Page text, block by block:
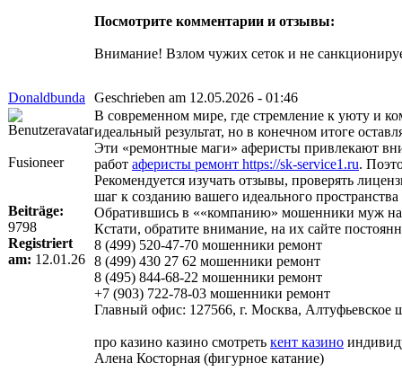
Посмотрите комментарии и отзывы:
Внимание! Взлом чужих сеток и не
Donaldbunda Geschrieben am 12.05.2026 - 01:46
Fusioneer
Beiträge:
9798
Registriert
am: 12.01.26
В современном мире, где стремление к уюту и
идеальный результат, но в конечном итоге
Эти «ремонтные маги» аферисты привлекают
работ аферисты ремонт https://sk-service1.ru.
Рекомендуется изучать отзывы, проверять
шаг к созданию вашего идеального
Обратившись в ««компанию» мошенники муж на
Кстати, обратите внимание, на их сайте
8 (499) 520-47-70 мошенники ремонт
8 (499) 430 27 62 мошенники ремонт
8 (495) 844-68-22 мошенники ремонт
+7 (903) 722-78-03 мошенники ремонт
Главный офис: 127566, г. Москва, Алтуфьевское
про казино казино смотреть кент казино
Алена Косторная (фигурное катание)